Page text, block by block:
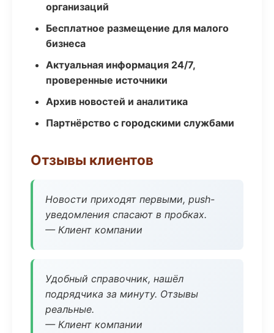
организаций
Бесплатное размещение для малого
бизнеса
Актуальная информация 24/7,
проверенные источники
Архив новостей и аналитика
Партнёрство с городскими службами
Отзывы клиентов
Новости приходят первыми, push-
уведомления спасают в пробках.
— Клиент компании
Удобный справочник, нашёл
подрядчика за минуту. Отзывы
реальные.
— Клиент компании